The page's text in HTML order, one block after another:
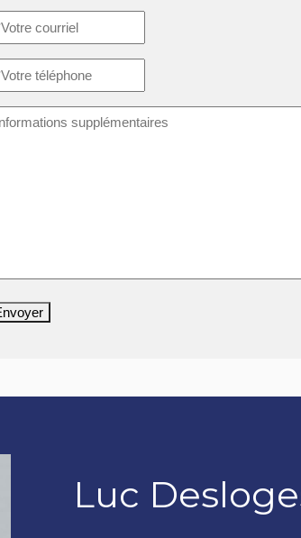
*
*
Luc